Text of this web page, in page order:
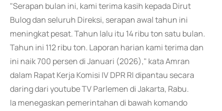
"Serapan bulan ini, kami terima kasih kepada Dirut
Bulog dan seluruh Direksi, serapan awal tahun ini
meningkat pesat. Tahun lalu itu 14 ribu ton satu bulan.
Tahun ini 112 ribu ton. Laporan harian kami terima dan
ini naik 700 persen di Januari (2026)," kata Amran
dalam Rapat Kerja Komisi IV DPR RI dipantau secara
daring dari youtube TV Parlemen di Jakarta, Rabu.
Ia menegaskan pemerintahan di bawah komando